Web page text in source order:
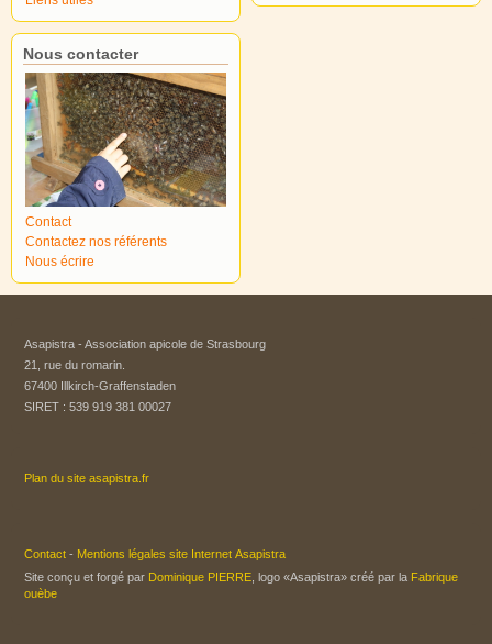
Nous contacter
Contact
Contactez nos référents
Nous écrire
Asapistra - Association apicole de Strasbourg​
21, rue du romarin.
67400 Illkirch-Graffenstaden
SIRET : 539 919 381 00027
Plan du site asapistra.fr
Contact - Mentions légales site Internet Asapistra
Site conçu et forgé par Dominique PIERRE , logo «Asapistra» créé par la Fabrique
ouèbe